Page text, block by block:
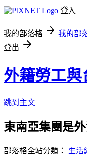
登入
我的部落格 我的部
登出
外籍勞工與
跳到主文
東南亞集團是
部落格全站分類： 生活